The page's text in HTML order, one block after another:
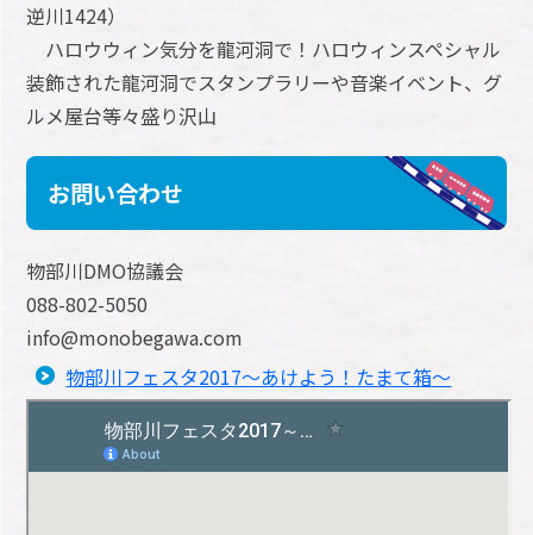
逆川1424）
ハロウウィン気分を龍河洞で！ハロウィンスペシャル
装飾された龍河洞でスタンプラリーや音楽イベント、グ
ルメ屋台等々盛り沢山
お問い合わせ
物部川DMO協議会
088-802-5050
info@monobegawa.com
物部川フェスタ2017～あけよう！たまて箱～